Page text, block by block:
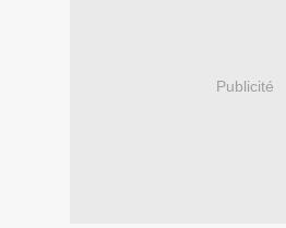
Publicité